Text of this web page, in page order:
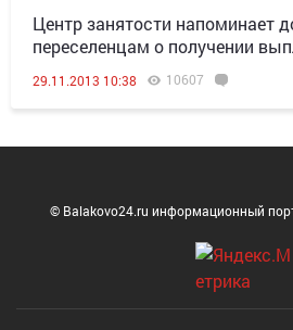
Центр занятости напоминает
переселенцам о получении
29.11.2013 10:38 10607
© Balakovo24.ru информационный